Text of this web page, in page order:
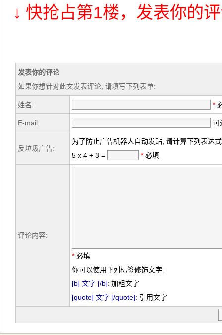
↓ 快抢占第1楼，发表你的
发表你的评论
如果你想针对此文发表评论, 请填写下列表单:
姓名: *
E-mail: 可
反垃圾广告:
为了防止广告机器人自动发贴, 请计算下列表达
5 x 4 + 3 =
*必填
评论内容:
*必填
你可以使用下列标签修饰文字:
[b] 文字 [/b]: 加粗文字
[quote] 文字 [/quote]: 引用文字